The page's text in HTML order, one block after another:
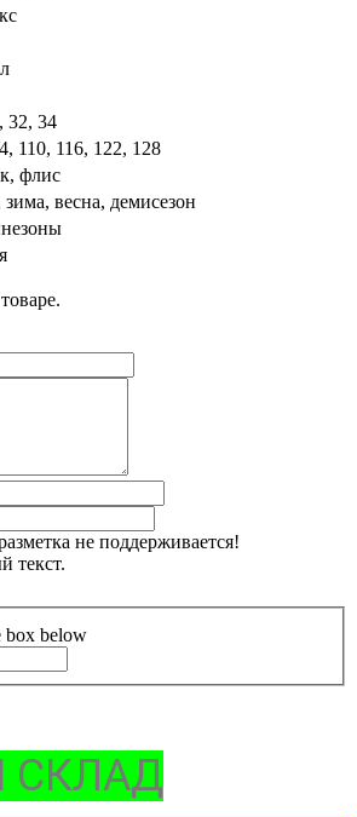
32, 34
110, 116, 122, 128
флис
зима, весна, демисезон
не поддерживается!
текст.
box below
СКЛАД